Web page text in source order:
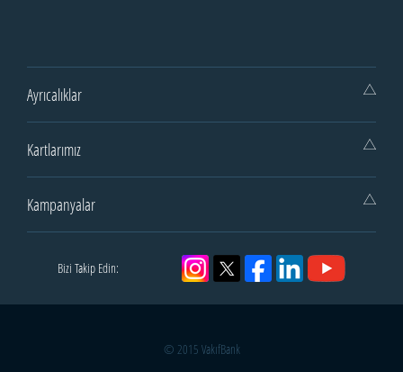
Ayrıcalıklar
Kartlarımız
Kampanyalar
Bizi Takip Edin:
© 2015 VakıfBank